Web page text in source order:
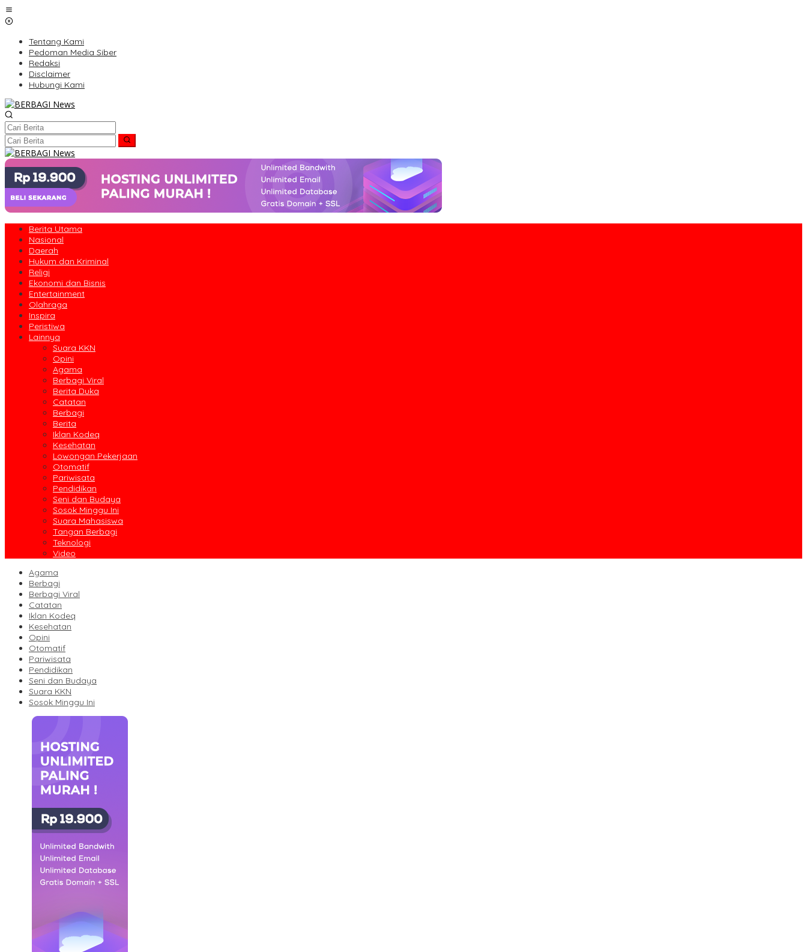
Lewati
ke
Tentang Kami
Pedoman Media Siber
Redaksi
Disclaimer
Hubungi Kami
Berita Utama
Nasional
Daerah
Hukum dan Kriminal
Religi
Ekonomi dan Bisnis
Entertainment
Olahraga
Inspira
Peristiwa
Lainnya
Suara KKN
Opini
Agama
Berbagi Viral
Berita Duka
Catatan
Berbagi
Berita
Iklan Kodeq
Kesehatan
Lowongan Pekerjaan
Otomatif
Pariwisata
Pendidikan
Seni dan Budaya
Sosok Minggu Ini
Suara Mahasiswa
Tangan Berbagi
Teknologi
Video
Agama
Berbagi
Berbagi Viral
Catatan
Iklan Kodeq
Kesehatan
Opini
Otomatif
Pariwisata
Pendidikan
Seni dan Budaya
Suara KKN
Sosok Minggu Ini